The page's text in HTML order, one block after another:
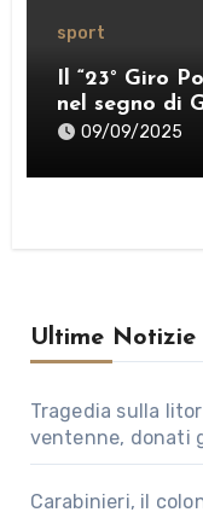
sport
Il “23° Giro
nel segno di
09/09/2025
Ultime Notizie
Tragedia sulla
ventenne, donati
Carabinieri, il